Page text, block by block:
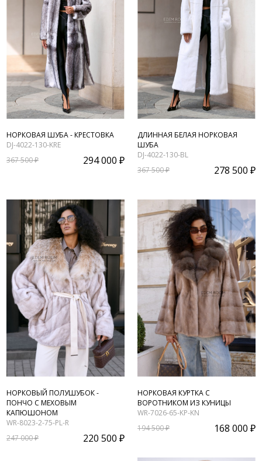
НОРКОВАЯ ШУБА - КРЕСТОВКА
DJ-4022-130-KRE
367 500 ₽
294 000 ₽
ДЛИННАЯ БЕЛАЯ НОРКОВАЯ
ШУБА
DJ-4022-130-BL
367 500 ₽
278 500 ₽
НОРКОВЫЙ ПОЛУШУБОК -
ПОНЧО С МЕХОВЫМ
КАПЮШОНОМ
WR-8023-2-75-PL-R
247 000 ₽
220 500 ₽
НОРКОВАЯ КУРТКА С
ВОРОТНИКОМ ИЗ КУНИЦЫ
WR-7026-65-KP-KN
194 500 ₽
168 000 ₽